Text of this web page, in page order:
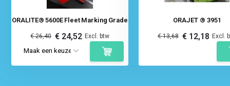
ORALITE® 5600E Fleet Marking Grade
€ 26,40 € 24,52 Excl. btw
ORAJET ® 3951
€ 13,68 € 12,18 Excl.